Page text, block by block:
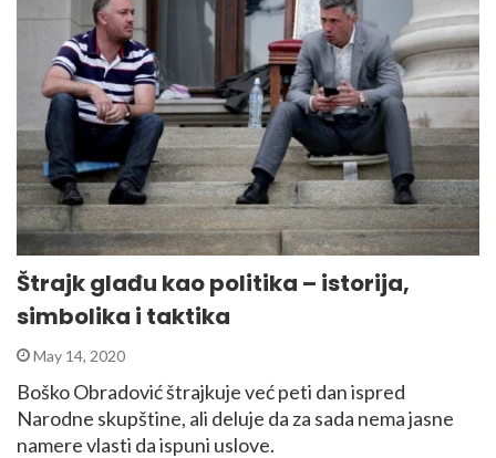
Štrajk glađu kao politika – istorija,
simbolika i taktika
May 14, 2020
Boško Obradović štrajkuje već peti dan ispred
Narodne skupštine, ali deluje da za sada nema jasne
namere vlasti da ispuni uslove.